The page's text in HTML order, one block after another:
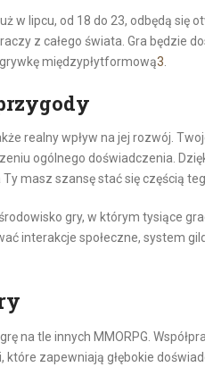
w lipcu, od 18 do 23, odbędą się
z całego świata. Gra będzie
międzypłytformową3
realny wpływ na jej rozwój.
ogólnego doświadczenia.
masz szansę stać się częścią
gry, w którym tysiące
interakcje społeczne, system
na tle innych MMORPG.
które zapewniają głębokie